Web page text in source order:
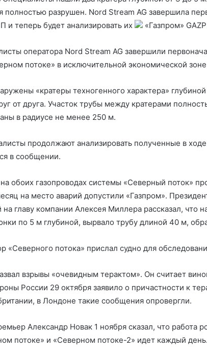
полностью разрушен. Nord Stream AG завершила
и теперь будет анализировать их
«Газпром» GAZP
оператора Nord Stream AG завершили
потоке» в исключительной экономической
«кратеры техногенного характера»
от друга. Участок трубы между кратерами
в радиусе не менее 250 м.
продолжают анализировать полученные в
в сообщении.
обоих газопроводах системы «Северный поток»
на место аварий допустили «Газпром».
на главу компании Алексея Миллера рассказал, что
по 5 м глубиной, вырвало трубу длиной 40 м,
«Северного потока» прислал судно для
взрывы «очевидным терактом». Он считает
России 29 октября заявило о причастности к
в Лондоне такие сообщения опровергли.
Александр Новак 1 ноября сказал, что работа
потоке» и «Северном потоке-2» идет каждый
россиянином